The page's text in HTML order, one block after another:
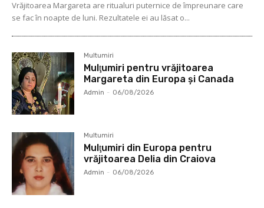
Vrăjitoarea Margareta are ritualuri puternice de împreunare care
se fac în noapte de luni. Rezultatele ei au lăsat o...
Multumiri
Mulţumiri pentru vrăjitoarea
Margareta din Europa și Canada
Admin - 06/08/2026
Multumiri
Mulţumiri din Europa pentru
vrăjitoarea Delia din Craiova
Admin - 06/08/2026